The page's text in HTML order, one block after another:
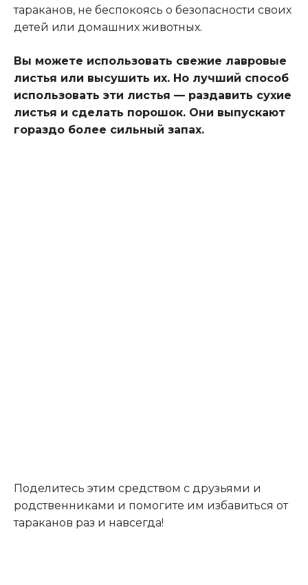
тараканов, не беспокоясь о безопасности своих
детей или домашних животных.
Вы можете использовать свежие лавровые
листья или высушить их. Но лучший способ
использовать эти листья — раздавить сухие
листья и сделать порошок. Они выпускают
гораздо более сильный запах.
Поделитесь этим средством с друзьями и
родственниками и помогите им избавиться от
тараканов раз и навсегда!